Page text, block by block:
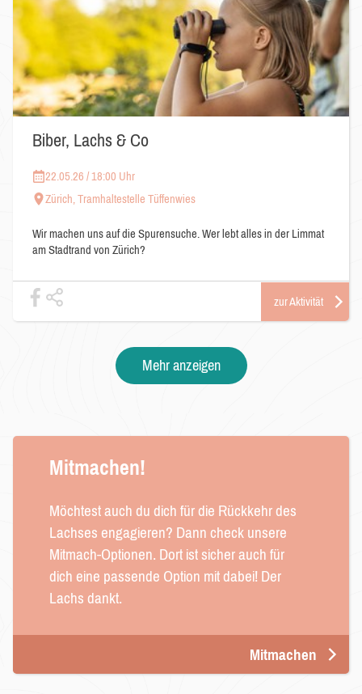
Biber, Lachs & Co
22.05.26 / 18:00 Uhr
Zürich, Tramhaltestelle Tüffenwies
Wir machen uns auf die Spurensuche. Wer lebt alles in der Limmat
am Stadtrand von Zürich?
zur Aktivität
Mehr anzeigen
Mitmachen!
Möchtest auch du dich für die Rückkehr des
Lachses engagieren? Dann check unsere
Mitmach-Optionen. Dort ist sicher auch für
dich eine passende Option mit dabei! Der
Lachs dankt.
Mitmachen